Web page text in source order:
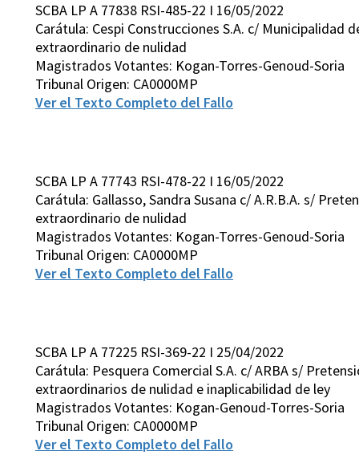
SCBA LP A 77838 RSI-485-22 I 16/05/2022
Carátula: Cespi Construcciones S.A. c/
extraordinario de nulidad
Magistrados Votantes: Kogan-Torres-Genoud-Soria
Tribunal Origen: CA0000MP
Ver el Texto Completo del Fallo
SCBA LP A 77743 RSI-478-22 I 16/05/2022
Carátula: Gallasso, Sandra Susana c/ A.R.B.A. s/
extraordinario de nulidad
Magistrados Votantes: Kogan-Torres-Genoud-Soria
Tribunal Origen: CA0000MP
Ver el Texto Completo del Fallo
SCBA LP A 77225 RSI-369-22 I 25/04/2022
Carátula: Pesquera Comercial S.A. c/ ARBA s/
extraordinarios de nulidad e inaplicabilidad de ley
Magistrados Votantes: Kogan-Genoud-Torres-Soria
Tribunal Origen: CA0000MP
Ver el Texto Completo del Fallo